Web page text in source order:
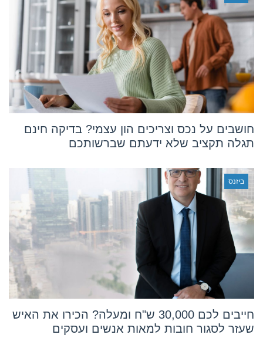
חושבים על נכס וצריכים הון עצמי? בדיקה חינם
תגלה תקציב שלא ידעתם שברשותכם
ביזנס
חייבים לכם 30,000 ש"ח ומעלה? הכירו את האיש
שעזר לסגור חובות למאות אנשים ועסקים